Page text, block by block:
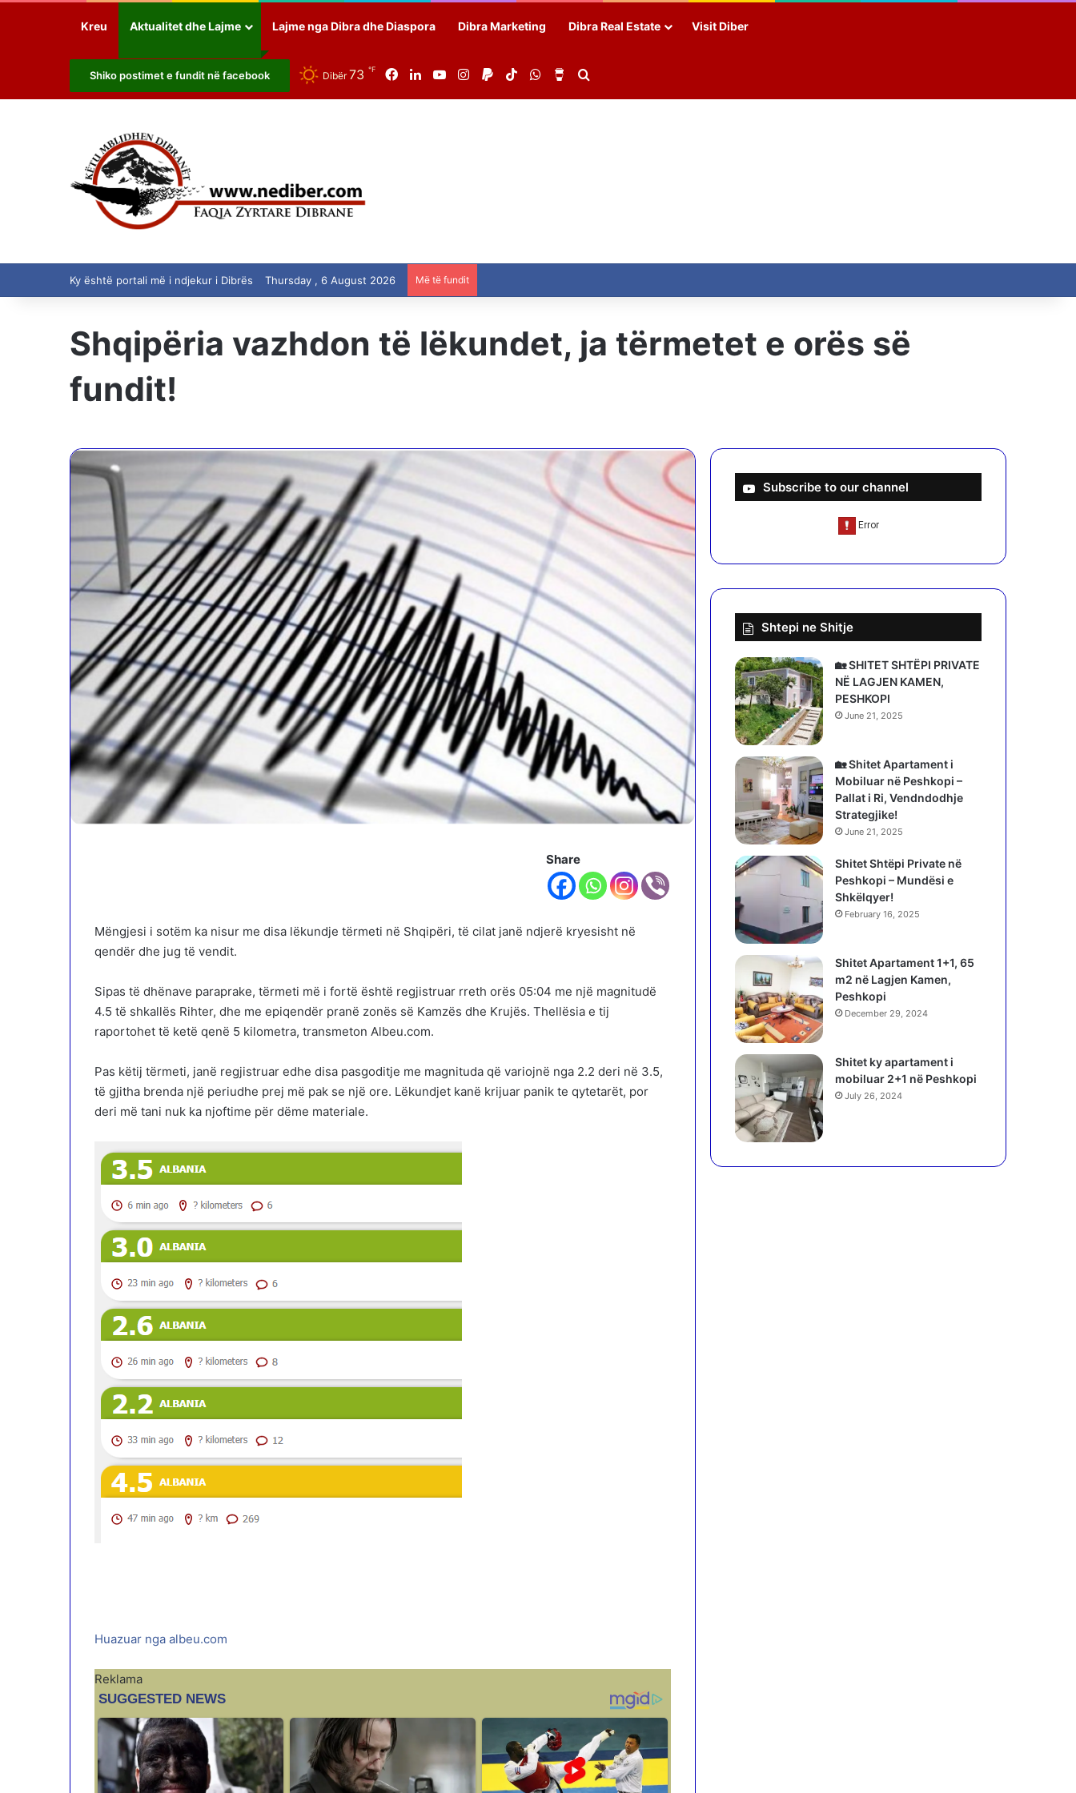
Kreu Aktualitet dhe Lajme Lajme nga Dibra dhe Diaspora Dibra Marketing Dibra Real Estate Visit Diber
Shiko postimet e fundit në facebook Dibër 73 ℉ FacebookLinkedInYouTubeInstagram
PaypalTikTokWhatsAppBuy Me a Coffee
Ky është portali më i ndjekur i Dibrës Thursday , 6 August 2026 Më të fundit
Shqipëria vazhdon të lëkundet, ja tërmetet e orës së
fundit!
Share
Mëngjesi i sotëm ka nisur me disa lëkundje tërmeti në Shqipëri, të cilat janë ndjerë kryesisht në
qendër dhe jug të vendit.
Sipas të dhënave paraprake, tërmeti më i fortë është regjistruar rreth orës 05:04 me një magnitudë
4.5 të shkallës Rihter, dhe me epiqendër pranë zonës së Kamzës dhe Krujës. Thellësia e tij
raportohet të ketë qenë 5 kilometra, transmeton Albeu.com.
Pas këtij tërmeti, janë regjistruar edhe disa pasgoditje me magnituda që variojnë nga 2.2 deri në 3.5,
të gjitha brenda një periudhe prej më pak se një ore. Lëkundjet kanë krijuar panik te qytetarët, por
deri më tani nuk ka njoftime për dëme materiale.
Huazuar nga albeu.com
Reklama
Subscribe to our channel
Shtepi ne Shitje
🏡 SHITET SHTËPI PRIVATE
NË LAGJEN KAMEN,
PESHKOPI
June 21, 2025
🏡 Shitet Apartament i
Mobiluar në Peshkopi –
Pallat i Ri, Vendndodhje
Strategjike!
June 21, 2025
Shitet Shtëpi Private në
Peshkopi – Mundësi e
Shkëlqyer!
February 16, 2025
Shitet Apartament 1+1, 65
m2 në Lagjen Kamen,
Peshkopi
December 29, 2024
Shitet ky apartament i
mobiluar 2+1 në Peshkopi
July 26, 2024